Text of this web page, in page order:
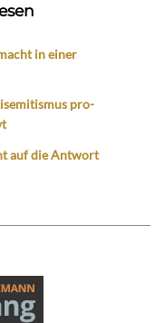
in einer
pro-
auf die Antwort